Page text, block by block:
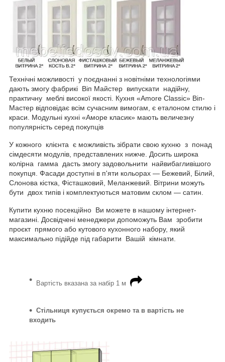
Технічні можливості у поєднанні з новітніми технологіями
дають змогу фабрикі Віп Майстер випускати надійну,
практичну меблі високої якості. Кухня «Amore Classic» Віп-
Мастер відповідає всім сучасним вимогам, є еталоном стилю і
краси. Модульні кухні «Аморе класик» мають величезну
популярність серед покупців
У кожного клієнта є можливість зібрати свою кухню з понад
сімдесяти модулів, представлених нижче. Досить широка
колірна гамма дасть змогу задовольнити найвибагливішого
покупця. Фасади доступні в п'яти кольорах — Бежевий, Білий,
Слонова кістка, Фісташковий, Меланжевий. Вітрини можуть
бути двох типів і комплектуються матовим склом — сатин.
Купити кухню посекційно Ви можете в нашому інтернет-
магазині. Досвідчені менеджери допоможуть Вам зробити
проєкт прямого або кутового кухонного набору, який
максимально підійде під габарити Вашій кімнати.
Вартість вказана за набір 1 м
Стільниця купується окремо та в вартість не
входить